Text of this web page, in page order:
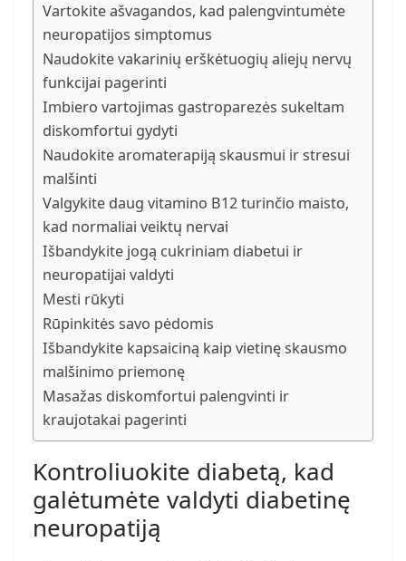
Vartokite ašvagandos, kad palengvintumėte
neuropatijos simptomus
Naudokite vakarinių erškėtuogių aliejų nervų
funkcijai pagerinti
Imbiero vartojimas gastroparezės sukeltam
diskomfortui gydyti
Naudokite aromaterapiją skausmui ir stresui
malšinti
Valgykite daug vitamino B12 turinčio maisto,
kad normaliai veiktų nervai
Išbandykite jogą cukriniam diabetui ir
neuropatijai valdyti
Mesti rūkyti
Rūpinkitės savo pėdomis
Išbandykite kapsaiciną kaip vietinę skausmo
malšinimo priemonę
Masažas diskomfortui palengvinti ir
kraujotakai pagerinti
Kontroliuokite diabetą, kad
galėtumėte valdyti diabetinę
neuropatiją